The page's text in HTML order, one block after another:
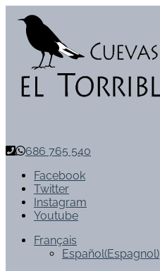
686 765 540
Facebook
Twitter
Instagram
Youtube
Français
Español(Espagnol)